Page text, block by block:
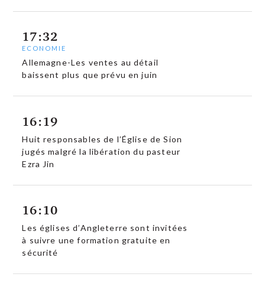
17:32
ECONOMIE
Allemagne-Les ventes au détail
baissent plus que prévu en juin
16:19
Huit responsables de l’Église de Sion
jugés malgré la libération du pasteur
Ezra Jin
16:10
Les églises d’Angleterre sont invitées
à suivre une formation gratuite en
sécurité